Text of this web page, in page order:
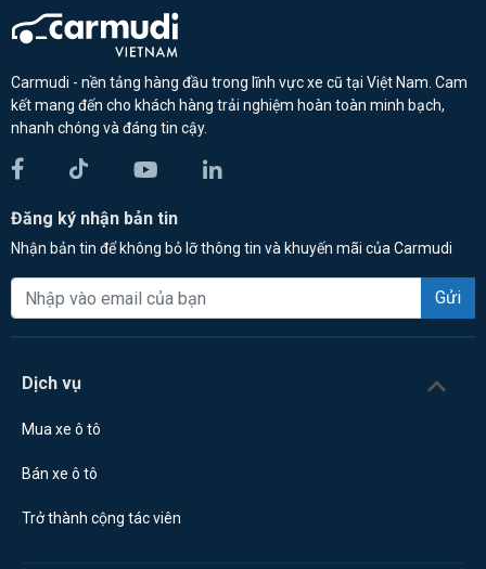
Carmudi - nền tảng hàng đầu trong lĩnh vực xe cũ tại Việt Nam. Cam
kết mang đến cho khách hàng trải nghiệm hoàn toàn minh bạch,
nhanh chóng và đáng tin cậy.
Đăng ký nhận bản tin
Nhận bản tin để không bỏ lỡ thông tin và khuyến mãi của Carmudi
Gửi
Dịch vụ
Mua xe ô tô
Bán xe ô tô
Trở thành cộng tác viên